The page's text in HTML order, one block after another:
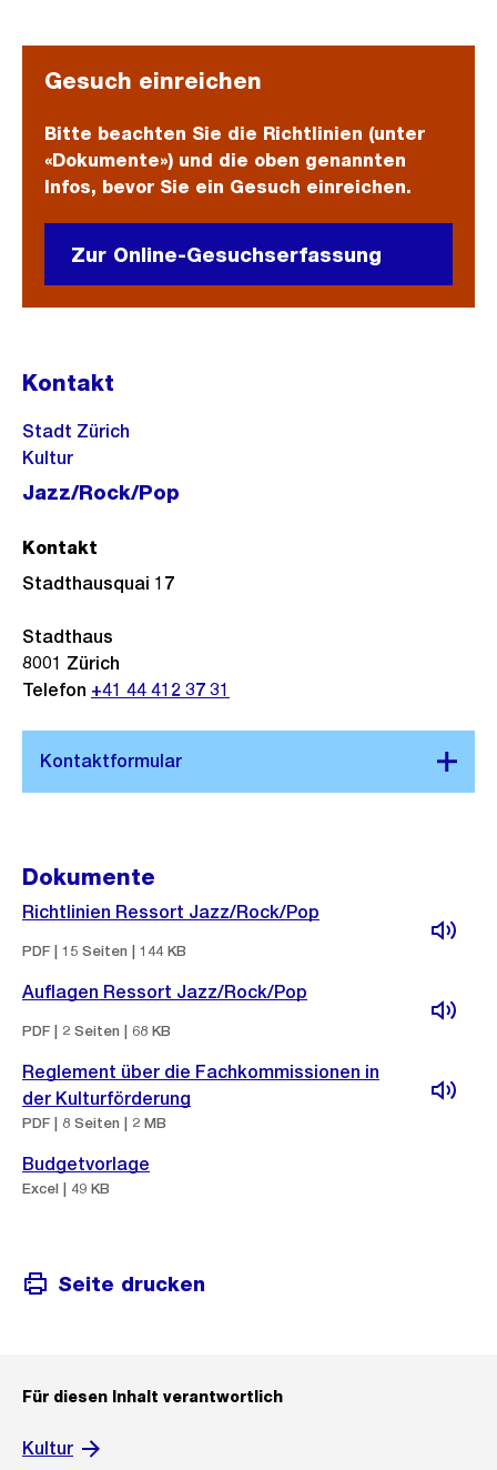
Gesuch einreichen
Bitte beachten Sie die Richtlinien (unter
«Dokumente») und die oben genannten
Infos, bevor Sie ein Gesuch einreichen.
Zur Online-Gesuchserfassung
Kontakt
Stadt Zürich
Kultur
Jazz/Rock/Pop
Kontakt
Stadthausquai 17
Stadthaus
8001 Zürich
Telefon +41 44 412 37 31
Dokumente
Richtlinien Ressort Jazz/Rock/Pop
PDF | 15 Seiten | 144 KB
Auflagen Ressort Jazz/Rock/Pop
PDF | 2 Seiten | 68 KB
Reglement über die Fachkommissionen in
der Kulturförderung
PDF | 8 Seiten | 2 MB
Budgetvorlage
Excel | 49 KB
Seite drucken
Für diesen Inhalt verantwortlich
Kultur